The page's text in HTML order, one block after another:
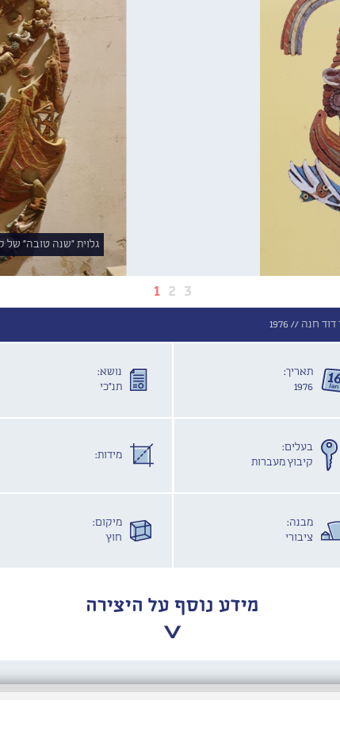
1 2 3
גלוית "שנה טובה" של
דוד חנה //1976
תאריך:
1976
נושא:
תנ"כי
בעלים:
קיבוץ מעברות
מידות:
מבנה:
ציבורי
מיקום:
חוץ
מידע נוסף על היצירה